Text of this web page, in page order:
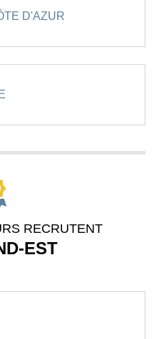
D'AZUR
RECRUTENT
EST